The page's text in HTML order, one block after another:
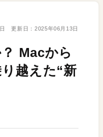
更新日： 2025年06月13日
Macから
越えた“新